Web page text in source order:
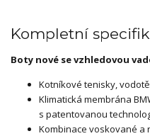
Kompletní
Boty nové se vzhledovou
Kotníkové tenisky,
Klimatická membrána
s patentovanou
Kombinace voskované a